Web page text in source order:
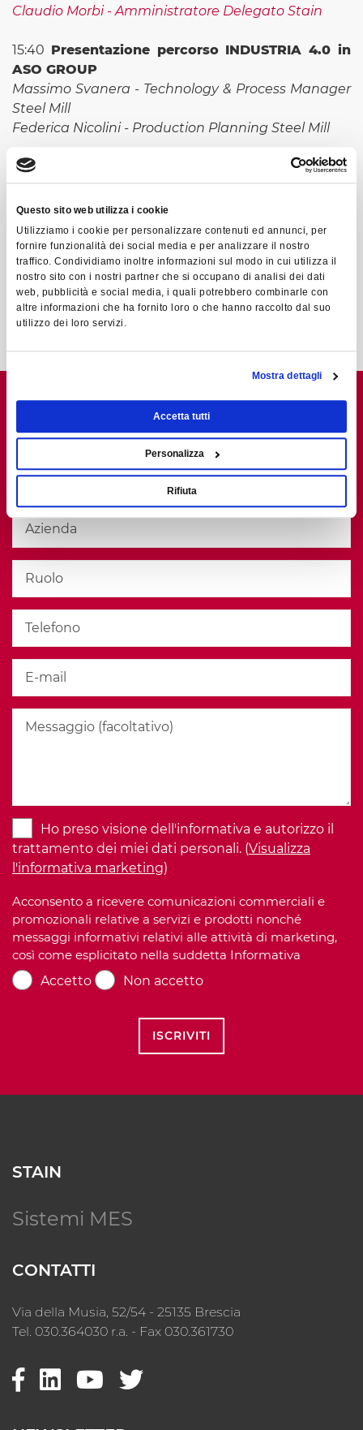
Questo sito web utilizza i cookie
Utilizziamo i cookie per personalizzare contenuti ed annunci, per
fornire funzionalità dei social media e per analizzare il nostro
traffico. Condividiamo inoltre informazioni sul modo in cui utilizza il
nostro sito con i nostri partner che si occupano di analisi dei dati
web, pubblicità e social media, i quali potrebbero combinarle con
altre informazioni che ha fornito loro o che hanno raccolto dal suo
utilizzo dei loro servizi.
Mostra dettagli
Accetta tutti
Personalizza
Rifiuta
Claudio Morbi - Amministratore Delegato Stain
15:40 Presentazione percorso INDUSTRIA 4.0 in
ASO GROUP
Massimo Svanera - Technology & Process Manager
Steel Mill
Federica Nicolini - Production Planning Steel Mill
16:30
Visita in stabilimento ASO SIDERURGICA e
ASO FORGE
19:00Un cordiale aperitivo a fine visita
SE VUOI RIMANERE INFORMATO SUI NOSTRI
PROSSIMI EVENTI COMPILA IL FORM QUI SOTTO!
Ho preso visione dell'informativa e autorizzo il
trattamento dei miei dati personali. (Visualizza
l'informativa marketing)
Acconsento a ricevere comunicazioni commerciali e
promozionali relative a servizi e prodotti nonché
messaggi informativi relativi alle attività di marketing,
così come esplicitato nella suddetta Informativa
Accetto
Non accetto
ISCRIVITI
STAIN
Sistemi MES
CONTATTI
Via della Musia, 52/54 - 25135 Brescia
Tel. 030.364030 r.a. - Fax 030.361730